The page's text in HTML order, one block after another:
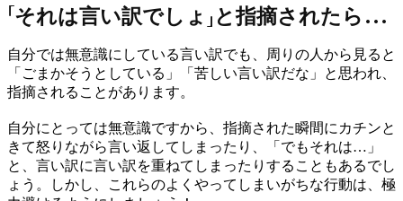
「それは言い訳でしょ」と指摘されたら…
自分では無意識にしている言い訳でも、周りの人から見ると
「ごまかそうとしている」「苦しい言い訳だな」と思われ、
指摘されることがあります。
自分にとっては無意識ですから、指摘された瞬間にカチンと
きて怒りながら言い返してしまったり、「でもそれは…」
と、言い訳に言い訳を重ねてしまったりすることもあるでし
ょう。しかし、これらのよくやってしまいがちな行動は、極